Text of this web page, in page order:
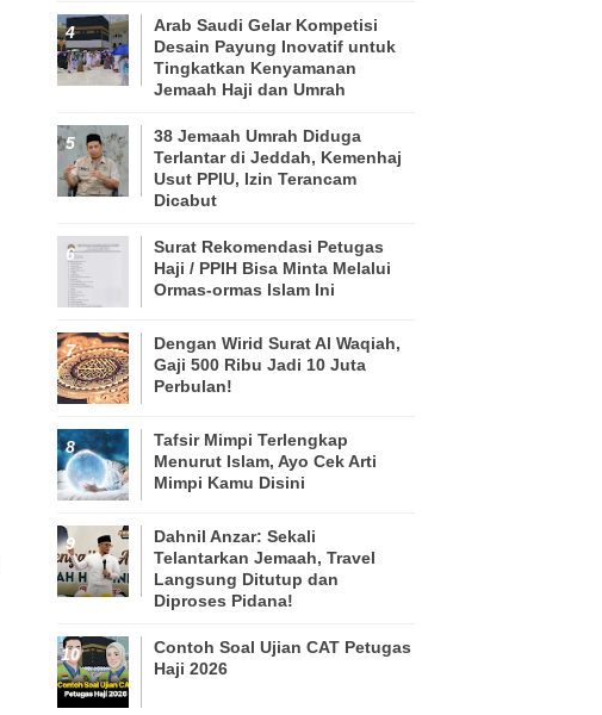
Arab Saudi Gelar Kompetisi
Desain Payung Inovatif untuk
Tingkatkan Kenyamanan
Jemaah Haji dan Umrah
38 Jemaah Umrah Diduga
Terlantar di Jeddah, Kemenhaj
Usut PPIU, Izin Terancam
Dicabut
Surat Rekomendasi Petugas
Haji / PPIH Bisa Minta Melalui
Ormas-ormas Islam Ini
Dengan Wirid Surat Al Waqiah,
Gaji 500 Ribu Jadi 10 Juta
Perbulan!
Tafsir Mimpi Terlengkap
Menurut Islam, Ayo Cek Arti
Mimpi Kamu Disini
Dahnil Anzar: Sekali
Telantarkan Jemaah, Travel
Langsung Ditutup dan
Diproses Pidana!
Contoh Soal Ujian CAT Petugas
Haji 2026